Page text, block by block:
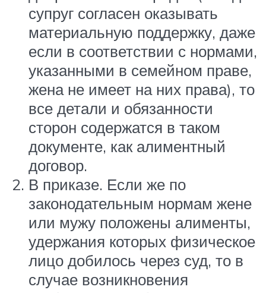
супруг согласен оказывать
материальную поддержку, даже
если в соответствии с нормами,
указанными в семейном праве,
жена не имеет на них права), то
все детали и обязанности
сторон содержатся в таком
документе, как алиментный
договор.
В приказе. Если же по
законодательным нормам жене
или мужу положены алименты,
удержания которых физическое
лицо добилось через суд, то в
случае возникновения